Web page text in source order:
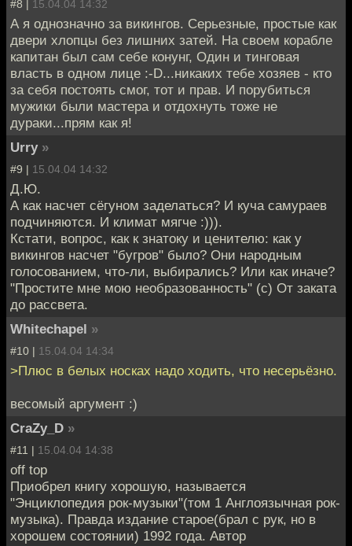
#8 | 15.04.04 14:32
А я однозначно за викингов. Серьезные, простые как
двери хлопцы без лишних затей. На своем корабле
капитан был сам себе конунг, Один и тинговая
власть в одном лице :-D...никаких тебе хозяев - кто
за себя постоять смог, тот и прав. И порубиться
мужики были мастера и отдохнуть тоже не
дураки...прям как я!
Urry »
#9 | 15.04.04 14:32
Д.Ю.
А как насчет сёгуном заделаться? И куча самураев
подчиняются. И климат мягче :))).
Кстати, вопрос, как к знатоку и ценителю: как у
викингов насчет "бугров" было? Они народным
голосованием, что-ли, выбирались? Или как иначе?
"Простите мне мою необразованность" (с) От заката
до рассвета.
Whitechapel »
#10 | 15.04.04 14:34
>Плюс в белых носках надо ходить, что несерьёзно.
весомый аргумент :)
CraZy_D »
#11 | 15.04.04 14:38
off top
Приобрел книгу хорошую, называется
"Энциклопедия рок-музыки"(том 1 Англоязычная рок-
музыка). Правда издание старое(брал с рук, но в
хорошем состоянии) 1992 года. Автор